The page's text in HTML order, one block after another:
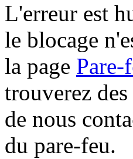
L'erreur est
le blocage
la page Pare-
trouverez
de nous
du pare-feu.